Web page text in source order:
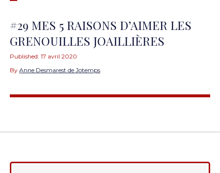
#29 MES 5 RAISONS D’AIMER LES
GRENOUILLES JOAILLIÈRES
Published: 17 avril 2020
By Anne Desmarest de Jotemps